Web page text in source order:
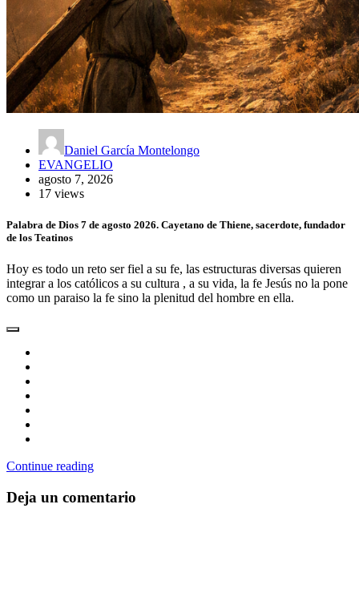
Daniel García Montelongo
EVANGELIO
agosto 7, 2026
17 views
Palabra de Dios 7 de agosto 2026. Cayetano de Thiene, sacerdote, fundador
de los Teatinos
Hoy es todo un reto ser fiel a su fe, las estructuras diversas quieren
integrar a los católicos a su cultura , a su vida, la fe Jesús no la pone
como un paraiso la fe sino la plenitud del hombre en ella.
Continue reading
Deja un comentario